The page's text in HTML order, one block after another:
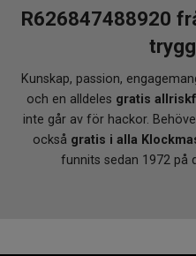
R626847488920
Kunskap, passion,
och en alldeles gratis
inte går av för hackor.
också gratis i alla
funnits sedan 1972 på